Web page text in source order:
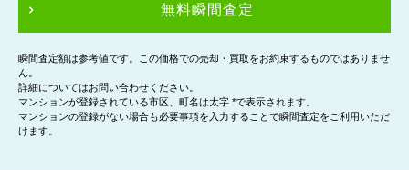
無料瞬間査定
瞬間査定額は参考値です。この価格での売却・買取をお約束するものではありませ
ん。
詳細についてはお問い合わせください。
マンションが登録されている市区、町名は太字 *で表示されます。
マンションの登録がない場合も必要事項を入力することで瞬間査定をご利用いただ
けます。